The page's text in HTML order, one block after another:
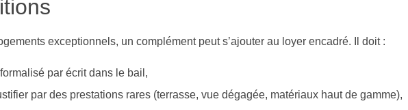
exceptionnels, un complément peut s’ajouter au loyer encadré. Il doit :
par écrit dans le bail,
par des prestations rares (terrasse, vue dégagée, matériaux haut de gamme),